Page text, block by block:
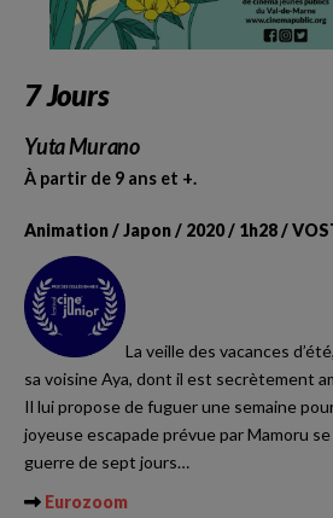
7 Jours
Yuta Murano
À partir de 9 ans et +.
Animation / Japon / 2020 / 1h28 /
La veille des vacances
sa voisine Aya, dont il est secrètement
Il lui propose de fuguer une semaine
joyeuse escapade prévue par Mamoru
guerre de sept jours…
Eurozoom